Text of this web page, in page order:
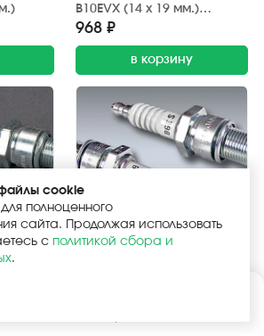
мм.)
B10EVX (14 х 19 мм.)
Platinum
968 ₽
в корзину
мм.)
Свеча зажигания "NGK"
B6ES (14 х 19 мм.)
cookie
полноценного
сайта. Продолжая использовать
с политикой сбора и
.